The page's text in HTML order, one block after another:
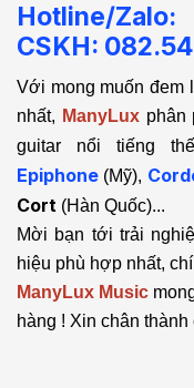
Hotline/
CSKH:
Với mong muốn đem
nhất, ManyLux phân
guitar nổi tiếng
Epiphone (Mỹ),
Cort (Hàn Quốc)...
Mời bạn tới trải
hiệu phù hợp nhất,
ManyLux Music
hàng ! Xin chân thành